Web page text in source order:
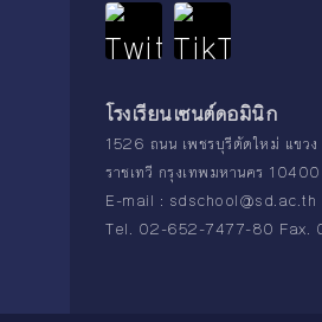
โรงเรียนเซนต์ดอมินิก
1526 ถนน เพชรบุรีตัดใหม่ แขวง
ราชเทวี กรุงเทพมหานคร 10400
E-mail : sdschool@sd.ac.th
Tel. 02-652-7477-80 Fax.